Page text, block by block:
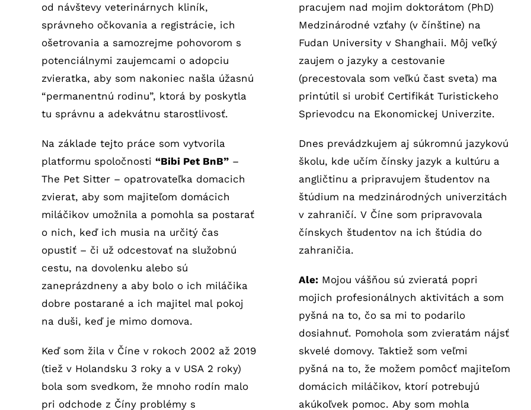
od návštevy veterinárnych kliník,
správneho očkovania a registrácie, ich
ošetrovania a samozrejme pohovorom s
potenciálnymi zaujemcami o adopciu
zvieratka, aby som nakoniec našla úžasnú
“permanentnú rodinu”, ktorá by poskytla
tu správnu a adekvátnu starostlivosť.
Na základe tejto práce som vytvorila
platformu spoločnosti “Bibi Pet BnB”–
The Pet Sitter – opatrovateľka domacich
zvierat, aby som majiteľom domácich
miláčikov umožnila a pomohla sa postarať
o nich, keď ich musia na určitý čas
opustiť – či už odcestovať na služobnú
cestu, na dovolenku alebo sú
zaneprázdneny a aby bolo o ich miláčika
dobre postarané a ich majitel mal pokoj
na duši, keď je mimo domova.
Keď som žila v Číne v rokoch 2002 až 2019
(tiež v Holandsku 3 roky a v USA 2 roky)
bola som svedkom, že mnoho rodín malo
pri odchode z Číny problémy s
pracujem nad mojim doktorátom (PhD)
Medzinárodné vzťahy (v čínštine) na
Fudan University v Shanghaii. Môj veľký
zaujem o jazyky a cestovanie
(precestovala som veľkú čast sveta) ma
printútil si urobiť Certifikát Turistickeho
Sprievodcu na Ekonomickej Univerzite.
Dnes prevádzkujem aj súkromnú jazykovú
školu, kde učím čínsky jazyk a kultúru a
angličtinu a pripravujem študentov na
štúdium na medzinárodných univerzitách
v zahraničí. V Číne som pripravovala
čínskych študentov na ich štúdia do
zahraničia.
Ale:Mojou vášňou sú zvieratá popri
mojich profesionálnych aktivitách a som
pyšná na to, čo sa mi to podarilo
dosiahnuť. Pomohola som zvieratám nájsť
skvelé domovy. Taktiež som veľmi
pyšná na to, že možem pomôcť majiteľom
domácich miláčikov, ktorí potrebujú
akúkoľvek pomoc. Aby som mohla